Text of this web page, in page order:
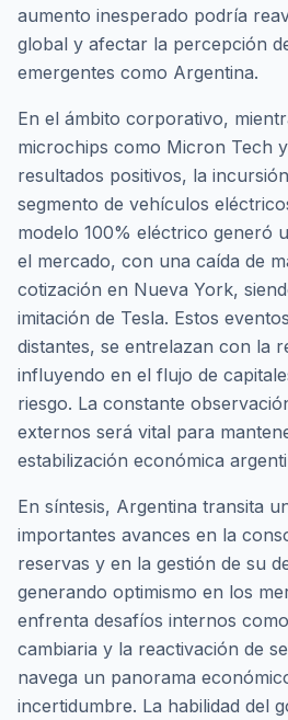
aumento inesperado podría
global y afectar la percepción
emergentes como Argentina.
En el ámbito corporativo,
microchips como Micron Tech
resultados positivos, la
segmento de vehículos
modelo 100% eléctrico generó
el mercado, con una caída de
cotización en Nueva York,
imitación de Tesla. Estos
distantes, se entrelazan con la
influyendo en el flujo de
riesgo. La constante
externos será vital para
estabilización económica
En síntesis, Argentina transita
importantes avances en la
reservas y en la gestión de su
generando optimismo en los
enfrenta desafíos internos
cambiaria y la reactivación de
navega un panorama
incertidumbre. La habilidad del